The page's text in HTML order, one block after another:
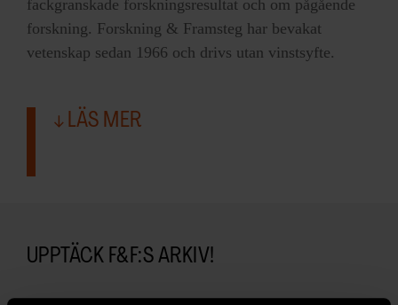
fackgranskade forskningsresultat och om pågående
forskning. Forskning & Framsteg har bevakat
vetenskap sedan 1966 och drivs utan vinstsyfte.
LÄS MER
UPPTÄCK F&F:S ARKIV!